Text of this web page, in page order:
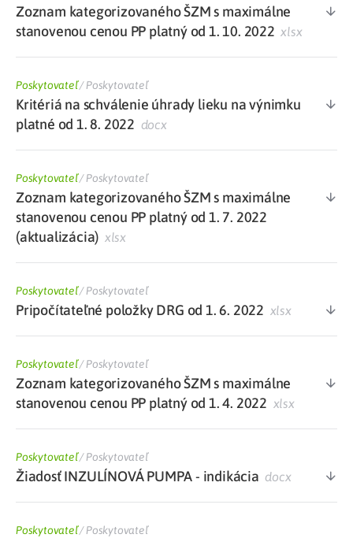
Zoznam kategorizovaného ŠZM s maximálne
stanovenou cenou PP platný od 1. 10. 2022 xlsx
Poskytovateľ/Poskytovateľ
Kritériá na schválenie úhrady lieku na výnimku
platné od 1. 8. 2022 docx
Poskytovateľ/Poskytovateľ
Zoznam kategorizovaného ŠZM s maximálne
stanovenou cenou PP platný od 1. 7. 2022
(aktualizácia) xlsx
Poskytovateľ/Poskytovateľ
Pripočítateľné položky DRG od 1. 6. 2022 xlsx
Poskytovateľ/Poskytovateľ
Zoznam kategorizovaného ŠZM s maximálne
stanovenou cenou PP platný od 1. 4. 2022 xlsx
Poskytovateľ/Poskytovateľ
Žiadosť INZULÍNOVÁ PUMPA - indikácia docx
Poskytovateľ/Poskytovateľ